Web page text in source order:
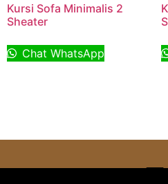
Kursi Sofa Minimalis 2
Sheater
Chat WhatsApp